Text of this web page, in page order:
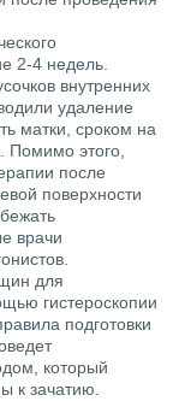
2-4 недель.
внутренних
удаление
матки, сроком на
Помимо этого,
после
поверхности
врачи
для
гистероскопии
подготовки
который
к зачатию.